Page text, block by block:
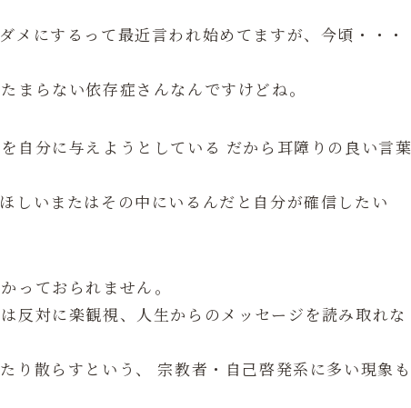
メにするって最近言われ始めてますが、今頃・・・
まらない依存症さんなんですけどね。
自分に与えようとしている だから耳障りの良い言葉
しいまたはその中にいるんだと自分が確信したい
っておられません。
反対に楽観視、人生からのメッセージを読み取れな
り散らすという、 宗教者・自己啓発系に多い現象も